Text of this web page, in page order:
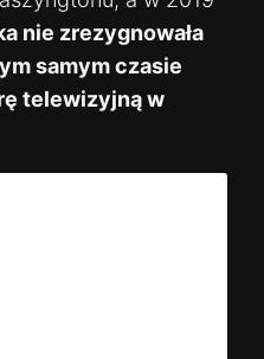
nie zrezygnowała
samym czasie
telewizyjną w